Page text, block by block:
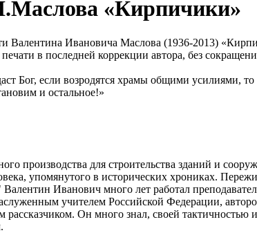
«Кирпичики»
Валентина Ивановича Маслова (1936-2013)
в последней коррекции автора, без
Бог, если возродятся храмы общими усилиями,
и остальное!»
производства для строительства зданий и
упомянутого в исторических хрониках.
Валентин Иванович много лет работал
учителем Российской Федерации,
Он много знал, своей тактичностью